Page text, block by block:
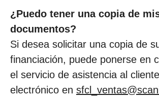
¿Puedo tener una copia de
documentos?
Si desea solicitar una copia de
financiación, puede ponerse en
el servicio de asistencia al
electrónico en